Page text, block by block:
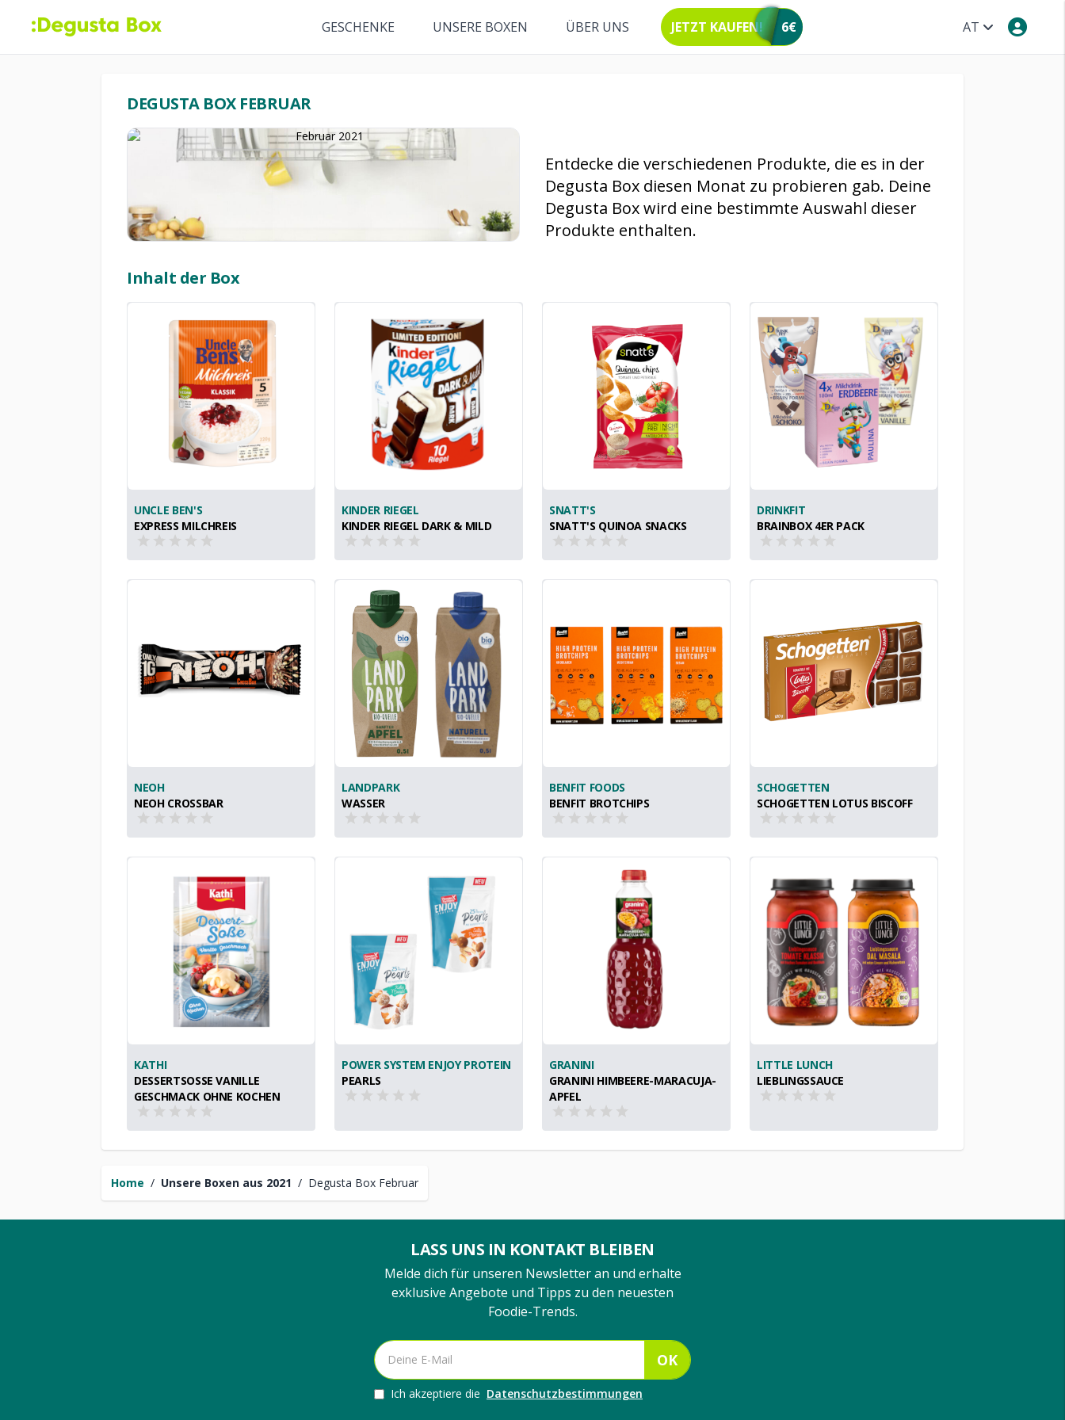
AT
GESCHENKE UNSERE BOXEN ÜBER UNS JETZT KAUFEN! 6€
Home / Unsere Boxen aus 2021 / Degusta Box Februar
DEGUSTA BOX FEBRUAR
Entdecke die verschiedenen Produkte, die es in der
Degusta Box diesen Monat zu probieren gab. Deine
Degusta Box wird eine bestimmte Auswahl dieser
Produkte enthalten.
Inhalt der Box
UNCLE BEN'S
EXPRESS MILCHREIS
KINDER RIEGEL
KINDER RIEGEL DARK & MILD
SNATT'S
SNATT'S QUINOA SNACKS
DRINKFIT
BRAINBOX 4ER PACK
NEOH
NEOH CROSSBAR
LANDPARK
WASSER
BENFIT FOODS
BENFIT BROTCHIPS
SCHOGETTEN
SCHOGETTEN LOTUS BISCOFF
KATHI
DESSERTSOSSE VANILLE G
ESCHMACK OHNE KOCHEN
POWER SYSTEM ENJOY PROTEIN
PEARLS
GRANINI
GRANINI HIMBEERE-MARACUJA-
APFEL
LITTLE LUNCH
LIEBLINGSSAUCE
LASS UNS IN KONTAKT BLEIBEN
Melde dich für unseren Newsletter an und erhalte
exklusive Angebote und Tipps zu den neuesten
Foodie-Trends.
OK
Ich akzeptiere die Datenschutzbestimmungen